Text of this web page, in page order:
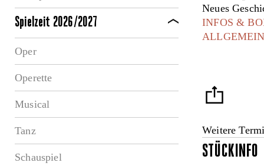
Spielzeit 2026/2027
Oper
Operette
Musical
Tanz
Schauspiel
Neues
INFOS &
Weitere
STÜCKINFO